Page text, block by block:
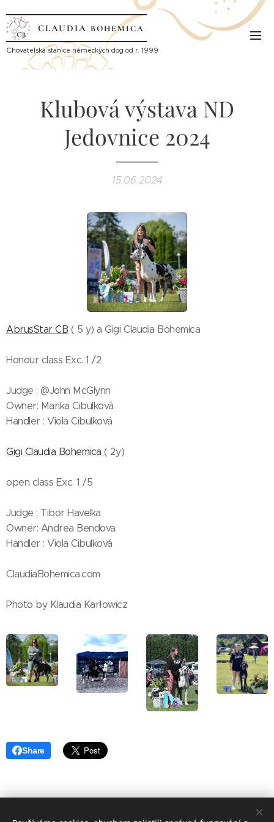
CLAUDIA BOHEMICA
Chovatelská stanice německých dog od r. 1999
Klubová výstava ND
Jedovnice 2024
15.06.2024
AbrusStar CB ( 5 y) a Gigi Claudia Bohemica
Honour class Exc. 1 /2
Judge : @John McGlynn
Owner: Marika Cibulková
Handler : Viola Cibulková
Gigi Claudia Bohemica( 2y)
open class Exc. 1 /5
Judge : Tibor Havelka
Owner: Andrea Bendova
Handler : Viola Cibulková
ClaudiaBohemica.com
Photo by Klaudia Karłowicz
Share